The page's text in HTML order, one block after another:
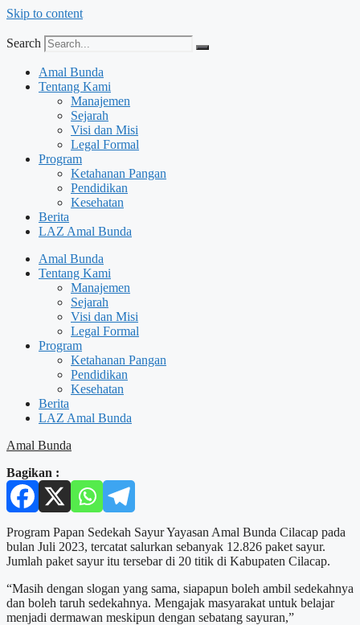
Skip to content
Search
Amal Bunda
Tentang Kami
Manajemen
Sejarah
Visi dan Misi
Legal Formal
Program
Ketahanan Pangan
Pendidikan
Kesehatan
Berita
LAZ Amal Bunda
Amal Bunda
Tentang Kami
Manajemen
Sejarah
Visi dan Misi
Legal Formal
Program
Ketahanan Pangan
Pendidikan
Kesehatan
Berita
LAZ Amal Bunda
Amal Bunda
Bagikan :
Program Papan Sedekah Sayur Yayasan Amal Bunda Cilacap pada
bulan Juli 2023, tercatat salurkan sebanyak 12.826 paket sayur.
Jumlah paket sayur itu tersebar di 20 titik di Kabupaten Cilacap.
“Masih dengan slogan yang sama, siapapun boleh ambil sedekahnya
dan boleh taruh sedekahnya. Mengajak masyarakat untuk belajar
menjadi dermawan meskipun dengan sebatang sayuran,”